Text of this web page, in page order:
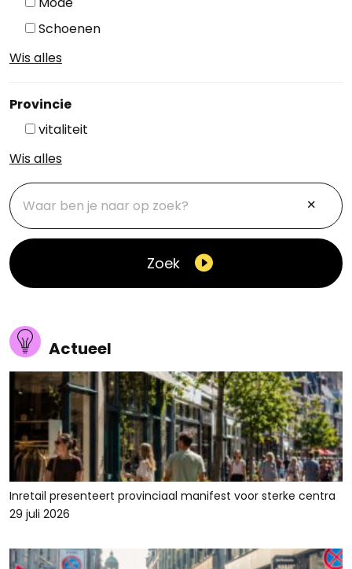
Schoenen
Wis alles
Provincie
vitaliteit
Wis alles
Zoek
Actueel
Inretail presenteert provinciaal manifest voor sterke centra
29 juli 2026